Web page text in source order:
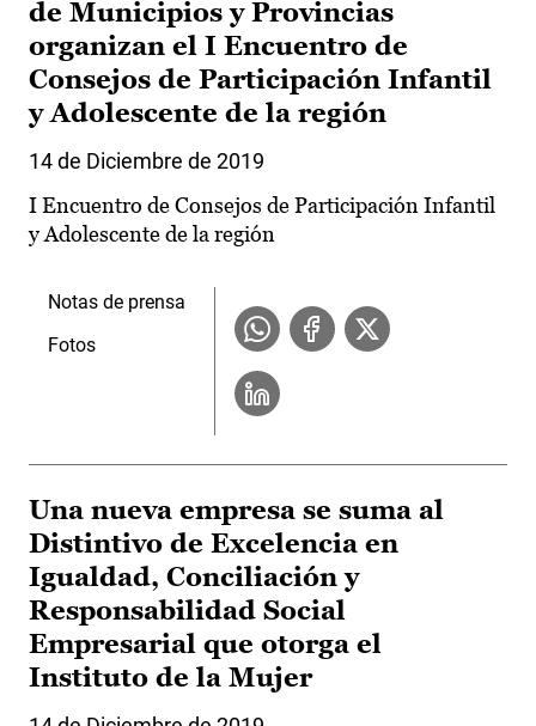
de Municipios y Provincias
organizan el I Encuentro de
Consejos de Participación Infantil
y Adolescente de la región
14 de Diciembre de 2019
I Encuentro de Consejos de Participación Infantil
y Adolescente de la región
Notas de prensa
Fotos
Una nueva empresa se suma al
Distintivo de Excelencia en
Igualdad, Conciliación y
Responsabilidad Social
Empresarial que otorga el
Instituto de la Mujer